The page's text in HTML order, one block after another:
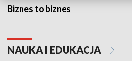
Biznes to biznes
NAUKA I EDUKACJA